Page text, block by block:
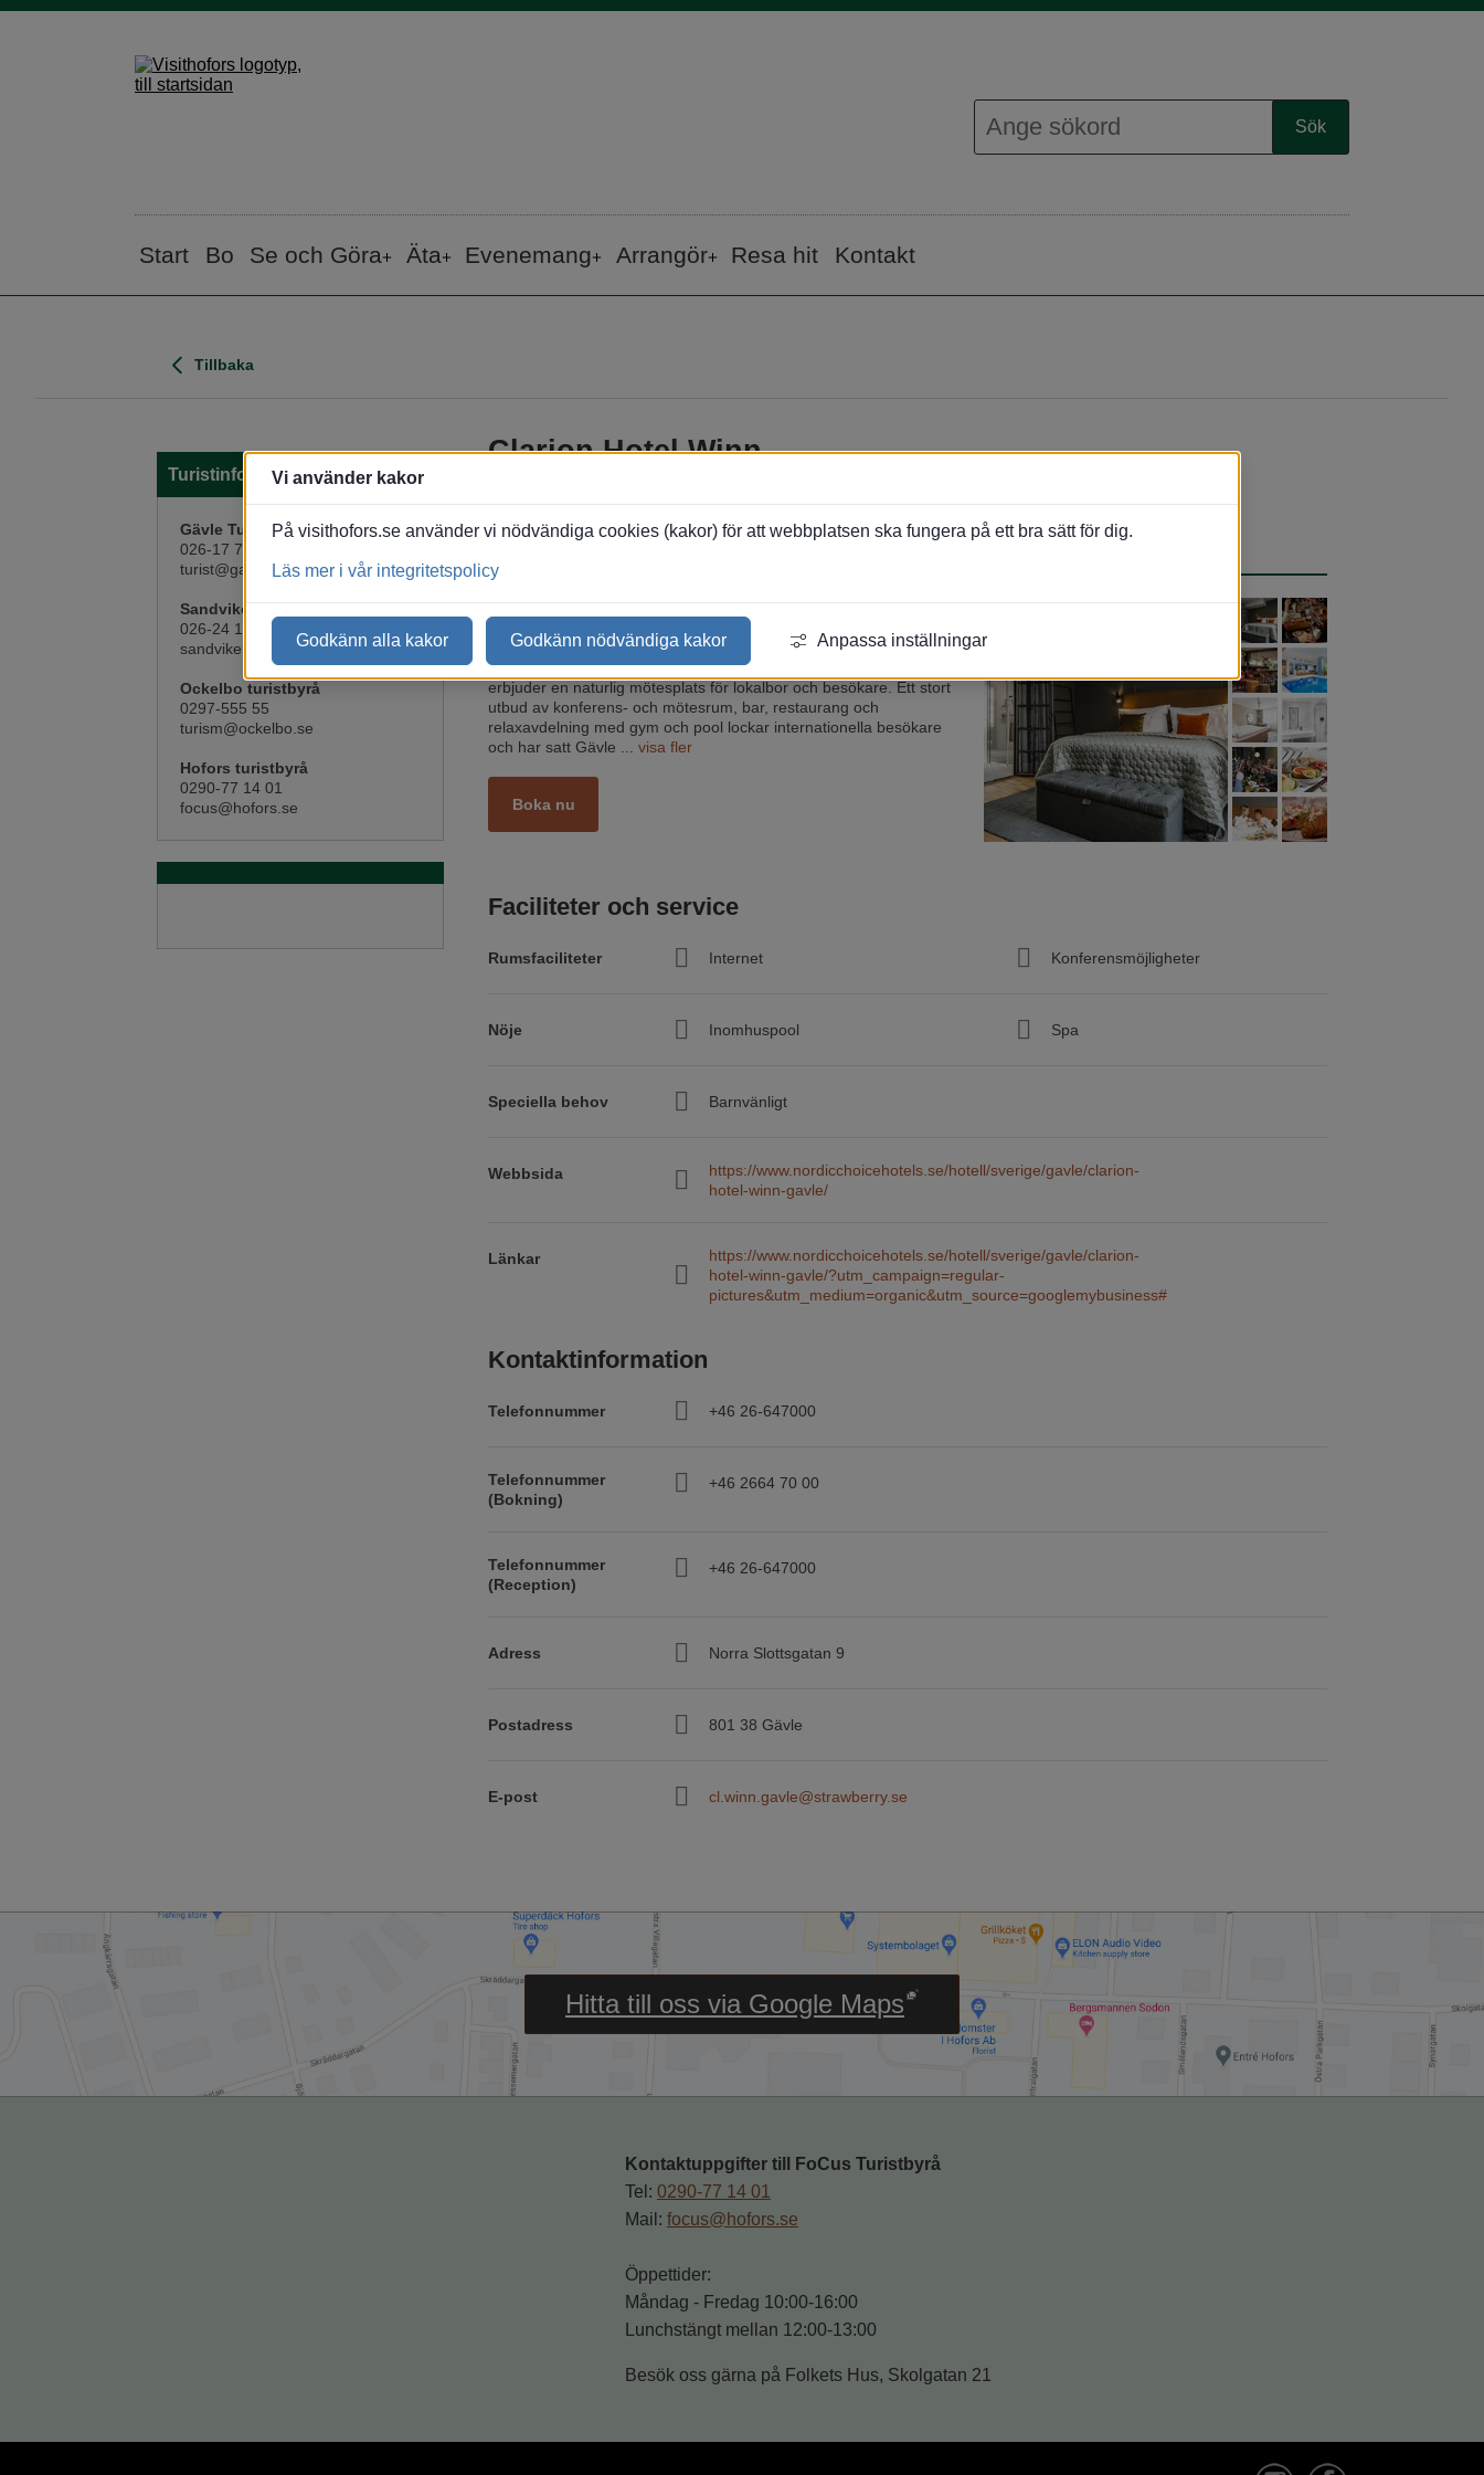
Start Bo Se och Göra Äta Evenemang Arrangör Resa hit Kontakt
Tillbaka
Clarion Hotel Winn
Hotell| Clarion Hotel Winn, stadens hotell mitt i Gävle City.
Vi är ett av Gävles största hotell och har blivit känt som stadens
hotell. Vår restaurang Brasserie Absint - hela Gävles vardagsrum
erbjuder en naturlig mötesplats för lokalbor och besökare. Ett stort
utbud av konferens- och mötesrum, bar, restaurang och
relaxavdelning med gym och pool lockar internationella besökare
och har satt Gävle
visa fler
Boka nu
Faciliteter och service
Rumsfaciliteter Internet Konferensmöjligheter
Nöje Inomhuspool Spa
Speciella behov Barnvänligt
Webbsida
https://www.nordicchoicehotels.se/hotell/sverige/gavle/clarion-
hotel-winn-gavle/
Länkar
https://www.nordicchoicehotels.se/hotell/sverige/gavle/clarion-
hotel-winn-gavle/?utm_campaign=regular-
pictures&utm_medium=organic&utm_source=googlemybusiness#
Kontaktinformation
Telefonnummer +46 26-647000
Telefonnummer
(Bokning)
+46 2664 70 00
Telefonnummer
(Reception)
+46 26-647000
Adress Norra Slottsgatan 9
Postadress 801 38 Gävle
E-post cl.winn.gavle@strawberry.se
Turistinfo
Gävle Turistcenter
026-17 71 17
turist@gavle.se
Sandvikens turistcenter
026-24 13 80
sandviken.turism@sandviken.se
Ockelbo turistbyrå
0297-555 55
turism@ockelbo.se
Hofors turistbyrå
0290-77 14 01
focus@hofors.se
Hitta till oss via Google MapsLänk till annan webbplats, öppnas i nytt fönster.
Kontaktuppgifter till FoCus Turistbyrå
Tel: 0290-77 14 01
Mail: focus@hofors.se
Öppettider:
Måndag - Fredag 10:00-16:00
Lunchstängt mellan 12:00-13:00
Besök oss gärna på Folkets Hus, Skolgatan 21
Vi använder kakor
På visithofors.se använder vi nödvändiga cookies (kakor) för att webbplatsen ska fungera på ett bra sätt för dig.
Läs mer i vår integritetspolicy
Godkänn alla kakor Godkänn nödvändiga kakor Anpassa inställningar